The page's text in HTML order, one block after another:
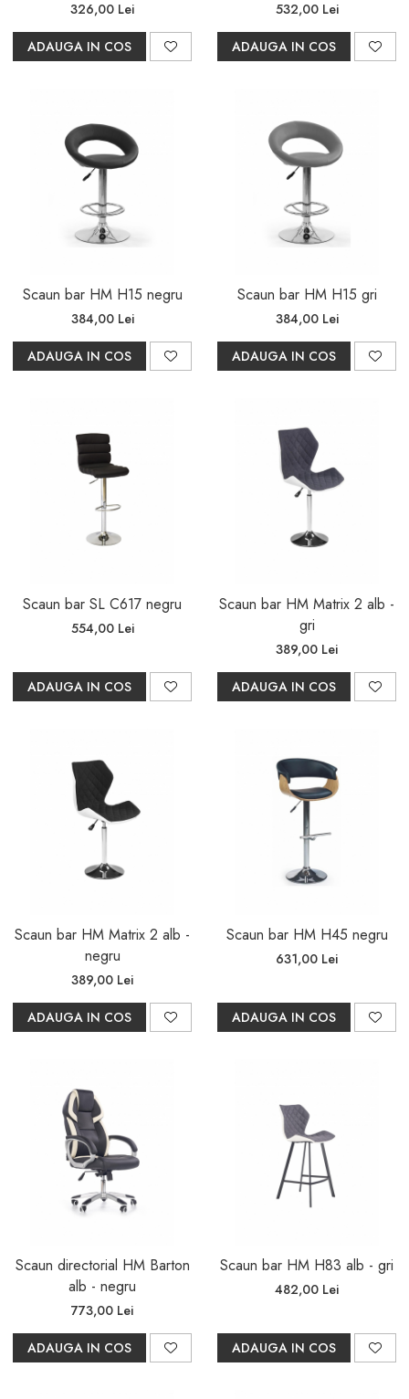
326,00 Lei
ADAUGA IN COS
532,00 Lei
ADAUGA IN COS
Scaun bar HM H15 negru
384,00 Lei
ADAUGA IN COS
Scaun bar HM H15 gri
384,00 Lei
ADAUGA IN COS
Scaun bar SL C617 negru
554,00 Lei
ADAUGA IN COS
Scaun bar HM Matrix 2 alb -
gri
389,00 Lei
ADAUGA IN COS
Scaun bar HM Matrix 2 alb -
negru
389,00 Lei
ADAUGA IN COS
Scaun bar HM H45 negru
631,00 Lei
ADAUGA IN COS
Scaun directorial HM Barton
alb - negru
773,00 Lei
ADAUGA IN COS
Scaun bar HM H83 alb - gri
482,00 Lei
ADAUGA IN COS